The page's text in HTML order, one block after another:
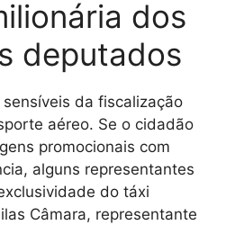
dos
deputados
da fiscalização
aéreo. Se o cidadão
promocionais com
alguns representantes
do táxi
Câmara, representante